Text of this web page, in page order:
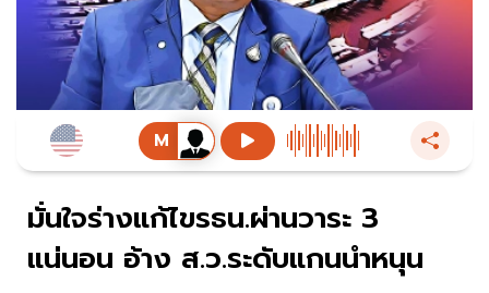
มั่นใจร่างแก้ไขรธน.ผ่านวาระ 3
แน่นอน อ้าง ส.ว.ระดับแกนนำหนุน